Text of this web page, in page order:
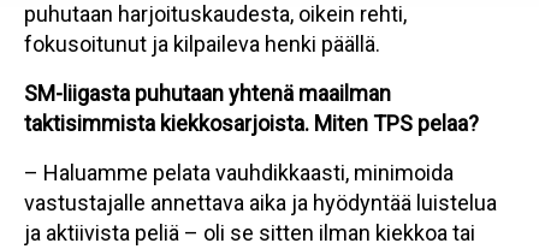
puhutaan harjoituskaudesta, oikein rehti,
fokusoitunut ja kilpaileva henki päällä.
SM-liigasta puhutaan yhtenä maailman
taktisimmista kiekkosarjoista. Miten TPS pelaa?
– Haluamme pelata vauhdikkaasti, minimoida
vastustajalle annettava aika ja hyödyntää luistelua
ja aktiivista peliä – oli se sitten ilman kiekkoa tai